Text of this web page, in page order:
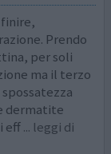
Prendo
per soli
ma il terzo
dermatite
eff... leggi di